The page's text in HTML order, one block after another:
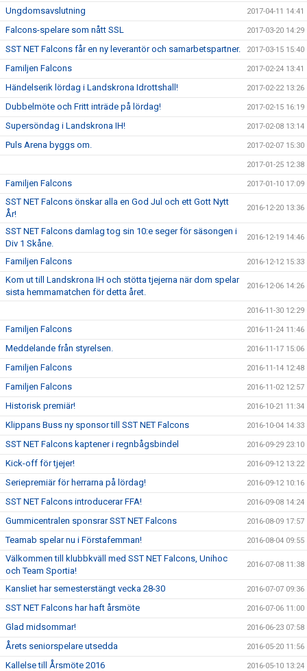
Ungdomsavslutning 2017-04-11 14:41
Falcons-spelare som nått SSL 2017-03-20 14:29
SST NET Falcons får en ny leverantör och samarbetspartner. 2017-03-15 15:40
Familjen Falcons 2017-02-24 13:41
Händelserik lördag i Landskrona Idrottshall! 2017-02-22 13:26
Dubbelmöte och Fritt inträde på lördag! 2017-02-15 16:19
Supersöndag i Landskrona IH! 2017-02-08 13:14
Puls Arena byggs om. 2017-02-07 15:30
2017-01-25 12:38
Familjen Falcons 2017-01-10 17:09
SST NET Falcons önskar alla en God Jul och ett Gott Nytt
År!
2016-12-20 13:36
SST NET Falcons damlag tog sin 10:e seger för säsongen i
Div 1 Skåne.
2016-12-19 14:46
Familjen Falcons 2016-12-12 15:33
Kom ut till Landskrona IH och stötta tjejerna när dom spelar
sista hemmamatchen för detta året.
2016-12-06 14:26
2016-11-30 12:29
Familjen Falcons 2016-11-24 11:46
Meddelande från styrelsen. 2016-11-17 15:06
Familjen Falcons 2016-11-14 12:48
Familjen Falcons 2016-11-02 12:57
Historisk premiär! 2016-10-21 11:34
Klippans Buss ny sponsor till SST NET Falcons 2016-10-04 14:33
SST NET Falcons kaptener i regnbågsbindel 2016-09-29 23:10
Kick-off för tjejer! 2016-09-12 13:22
Seriepremiär för herrarna på lördag! 2016-09-12 10:16
SST NET Falcons introducerar FFA! 2016-09-08 14:24
Gummicentralen sponsrar SST NET Falcons 2016-08-09 17:57
Teamab spelar nu i Förstafemman! 2016-08-04 09:55
Välkommen till klubbkväll med SST NET Falcons, Unihoc
och Team Sportia!
2016-07-08 11:38
Kansliet har semesterstängt vecka 28-30 2016-07-07 09:36
SST NET Falcons har haft årsmöte 2016-07-06 11:00
Glad midsommar! 2016-06-23 07:58
Årets seniorspelare utsedda 2016-05-20 11:56
Kallelse till Årsmöte 2016 2016-05-10 13:24